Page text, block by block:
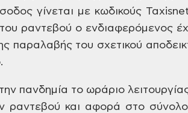
γίνεται μεκωδικούς
ραντεβού ο ενδιαφερόμενος
παραλαβής του σχετικού
πανδημία το ωράριο
ραντεβού και αφορά στο